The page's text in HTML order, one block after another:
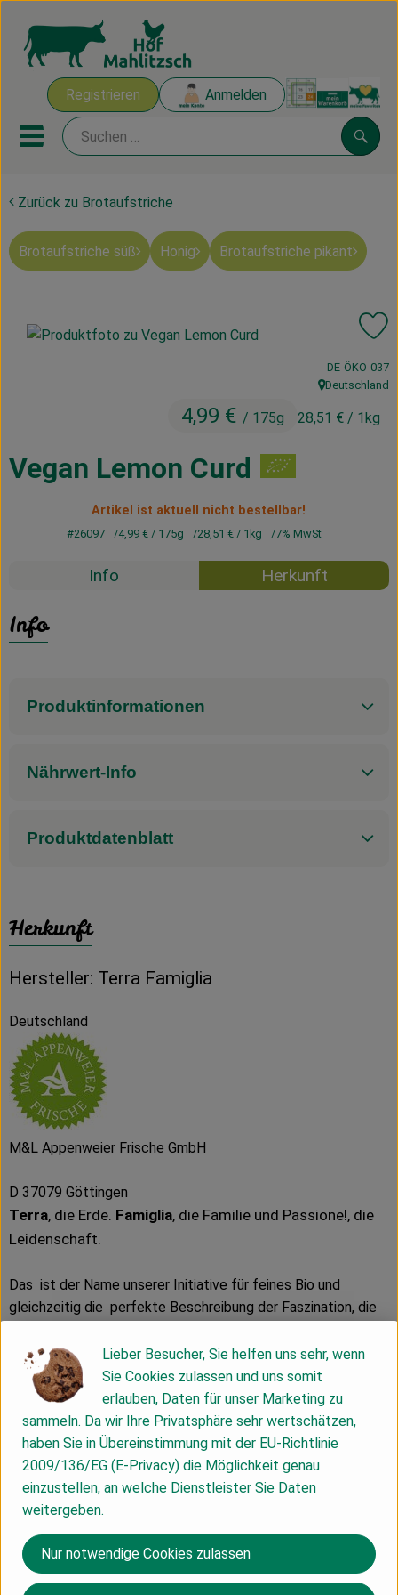
Registrieren Anmelden
Mobiles Menu öffnen oder
Ökokisten
Mahlitzscher Produkte
Ökokisten
Haus, Garten & Co.
Lieferservice
Blog
Zurück zu Brotaufstriche
Brotaufstriche süß Honig Brotaufstriche pikant
Vegan Lemon Curd
4,99 € / 175g 28,51 € / 1kg
,DE-ÖKO-037
, Herkunft:
Deutschland
Artikel ist aktuell nicht bestellbar!
#26097 4,99 €/ 175g 28,51 €/ 1kg 7% MwSt
Info Herkunft
Info
Produktinformationen
Nährwert-Info
Produktdatenblatt
Herkunft
Hersteller: Terra Famiglia
Deutschland
M&L Appenweier Frische GmbH
D 37079 Göttingen
Terra, die Erde. Famiglia, die Familie und Passione!, die
Leidenschaft.
Das ist der Name unserer Initiative für feines Bio und
gleichzeitig die perfekte Beschreibung der Faszination, die
ausmacht.
Die Erde ist unser aller Ort und alles auf ihr ist eng
miteinander verwoben. Die Familie ist die soziale Einheit mit
der wir uns am stärksten verbunden fühlen. Auch eine
Gemeinschaft gleichgesinnter hat familiären Charakter. Wir
von Terra Famiglia möchten unsere Erde für kommende
dezentrale Strukturen in vielen Bereichen dafür als
geeigneter.
Lieber Besucher, Sie helfen uns sehr, wenn
Sie Cookies zulassen und uns somit
erlauben, Daten für unser Marketing zu
sammeln. Da wir Ihre Privatsphäre sehr wertschätzen,
haben Sie in Übereinstimmung mit der EU-Richtlinie
2009/136/EG (E-Privacy) die Möglichkeit genau
einzustellen, an welche Dienstleister Sie Daten
weitergeben.
Nur notwendige Cookies zulassen